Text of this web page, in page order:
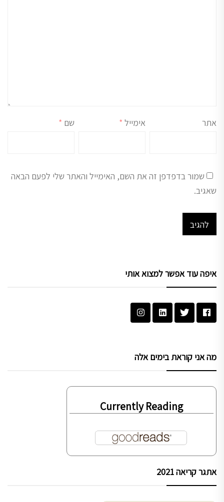
שם * אימייל * אתר
שמור בדפדפן זה את השם, האימייל והאתר שלי לפעם הבאה
שאגיב.
איפה עוד אפשר למצוא אותי
מה אני קוראת בימים אלה
Currently Reading
אתגר קריאה 2021